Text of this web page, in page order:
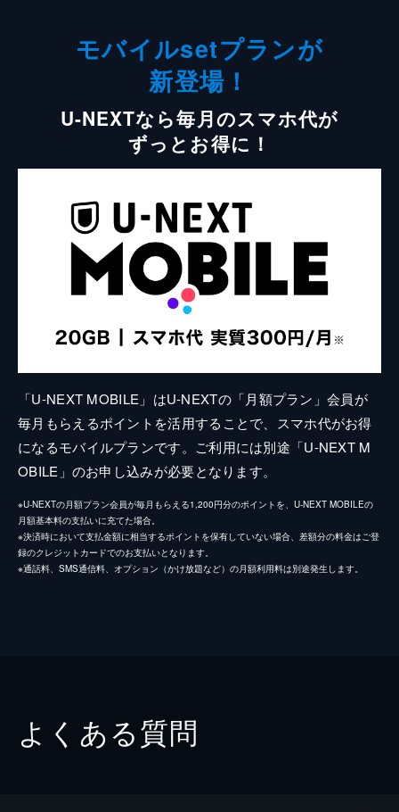
モバイルsetプランが
新登場！
U-NEXTなら毎月のスマホ代が
ずっとお得に！
「U-NEXT MOBILE」はU-NEXTの「月額プラン」会員が
毎月もらえるポイントを活用することで、スマホ代がお得
になるモバイルプランです。ご利用には別途「U-NEXT M
OBILE」のお申し込みが必要となります。
※U-NEXTの月額プラン会員が毎月もらえる1,200円分のポイントを、U-NEXT MOBILEの
月額基本料の支払いに充てた場合。
※決済時において支払金額に相当するポイントを保有していない場合、差額分の料金はご登
録のクレジットカードでのお支払いとなります。
※通話料、SMS通信料、オプション（かけ放題など）の月額利用料は別途発生します。
よくある質問